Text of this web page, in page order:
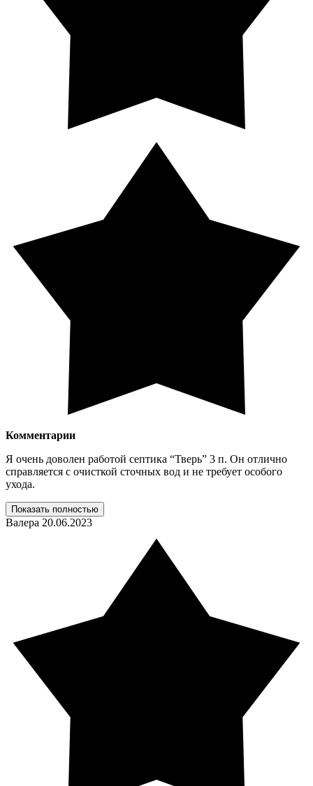
Комментарии
Я очень доволен работой септика “Тверь” 3 п. Он отлично
справляется с очисткой сточных вод и не требует особого
ухода.
Показать полностью
Валера 20.06.2023